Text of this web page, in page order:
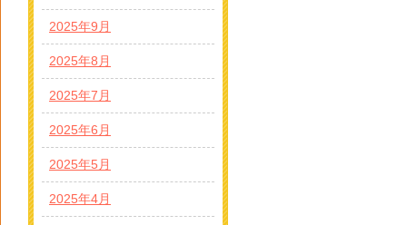
2025年9月
2025年8月
2025年7月
2025年6月
2025年5月
2025年4月